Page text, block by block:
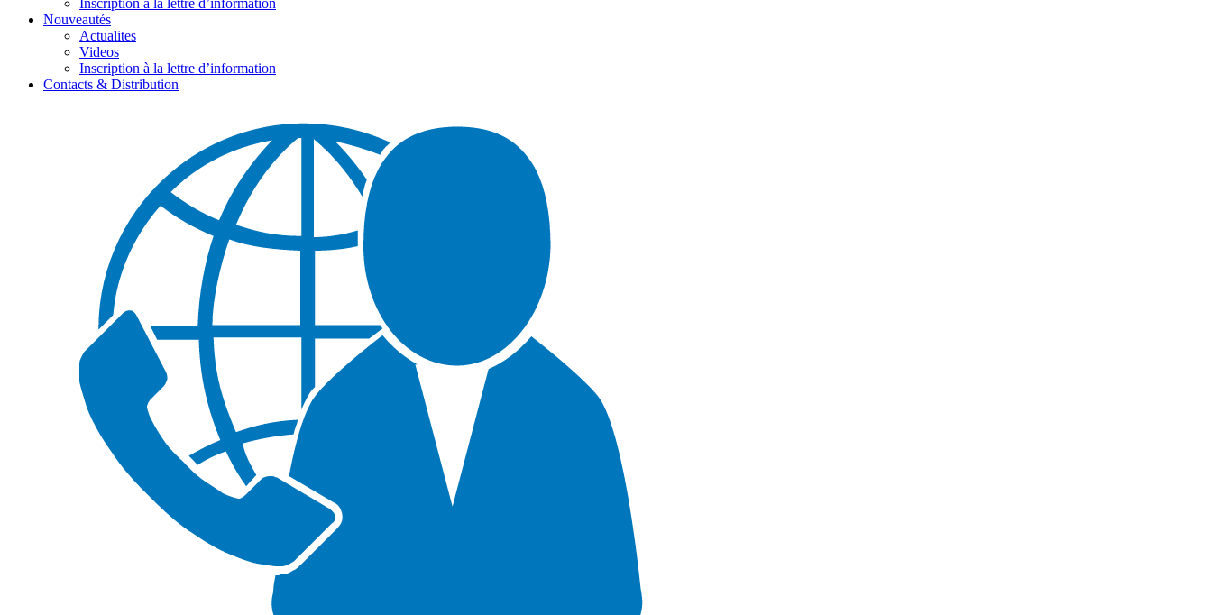
Inscription à la lettre d’information
Nouveautés
Actualites
Videos
Inscription à la lettre d’information
Contacts & Distribution